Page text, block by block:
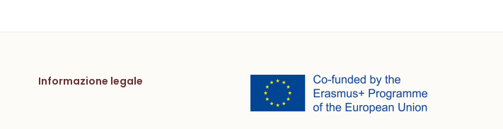
Informazione legale